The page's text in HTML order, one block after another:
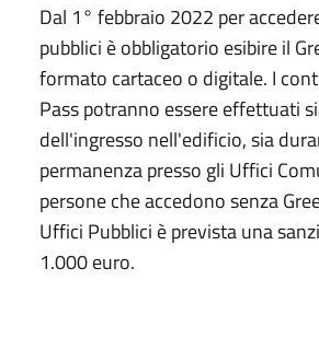
Dal 1° febbraio 2022 per
pubblici è obbligatorio esibire il
formato cartaceo o digitale. I
Pass potranno essere effettuati
dell'ingresso nell'edificio, sia
permanenza presso gli Uffici
persone che accedono senza
Uffici Pubblici è prevista una
1.000 euro.